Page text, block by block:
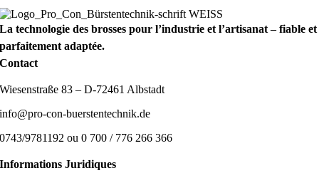
La technologie des brosses pour l’industrie et l’artisanat – fiable et
parfaitement adaptée.
Contact
Wiesenstraße 83 – D-72461 Albstadt
info@pro-con-buerstentechnik.de
0743/9781192 ou 0 700 / 776 266 366
Informations Juridiques